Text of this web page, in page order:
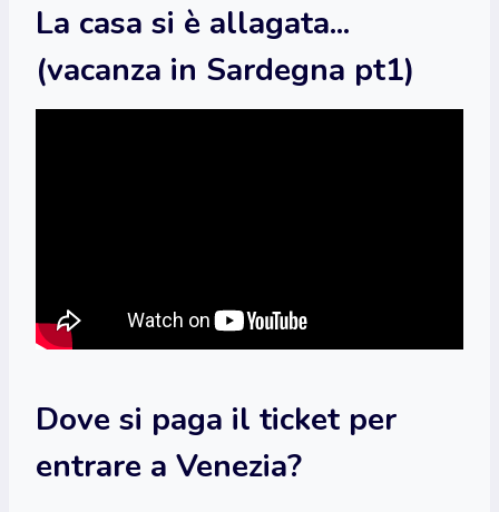
La casa si è allagata...
(vacanza in Sardegna pt1)
Dove si paga il ticket per
entrare a Venezia?